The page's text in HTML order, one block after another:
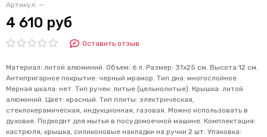
Артикул: —
4 610 руб
Оставить отзыв
Материал: литой алюминий. Объем: 6 л. Размер: 31х25 см. Высота 12 см.
Антипригарное покрытие: черный мрамор. Тип дна: многослойное.
Мерная шкала: нет. Тип ручек: литые (цельнолитые). Крышка: литой
алюминий. Цвет: красный. Тип плиты: электрическая,
стеклокерамическая, индукционная, газовая. Можно использовать в
духовке. Подходит для мытья в посудомоечной машине. Комплектация:
кастрюля, крышка, силиконовые накладки на ручки 2 шт. Упаковка: